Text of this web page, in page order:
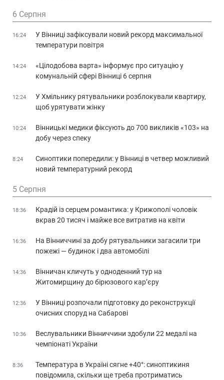
6 Серпня
16:24
У Вінниці зафіксували новий рекорд максимальної
температури повітря
14:24
«Цілодобова варта» інформує про ситуацію у
комунальній сфері Вінниці 6 серпня
12:24
У Хмільнику рятувальники розблокували квартиру,
щоб урятувати жінку
10:24
Вінницькі медики фіксують до 700 викликів «103» на
добу через спеку
8:24
Синоптики попередили: у Вінниці в четвер можливий
новий температурний рекорд
5 Серпня
18:36
Крадій із серцем романтика: у Крижополі чоловік
вкрав 20 тисяч і майже все витратив на квіти
16:36
На Вінниччині за добу рятувальники загасили три
пожежі — будинок і два автомобілі
14:36
Вінничан кличуть у одноденний тур на
Житомирщину до бірюзового кар’єру
12:36
У Вінниці розпочали підготовку до реконструкції
очисних споруд на Сабарові
10:36
Веслувальники Вінниччини здобули 22 медалі на
чемпіонаті України
8:36
Температура в Україні сягне +40°: синоптикиня
повідомила, скільки ще треба протриматись